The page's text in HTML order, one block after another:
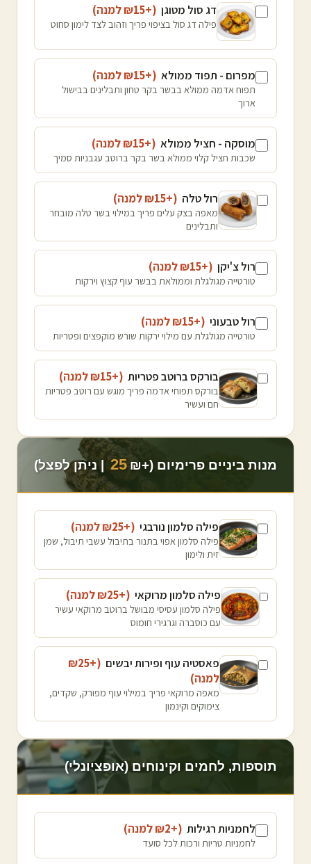
דג סול מטוגן (+₪
15 למנה)
פילה דג סול בציפוי פריך וזהוב לצד לימון סחוט
מפרום - תפוד ממולא (+₪
15 למנה)
תפוח אדמה ממולא בבשר בקר טחון ותבלינים בבישול
ארוך
מוסקה - חציל ממולא (+₪
15 למנה)
שכבות חציל קלוי ממולא בשר בקר ברוטב עגבניות סמיך
רול טלה (+₪
15 למנה)
מאפה בצק עלים פריך במילוי בשר טלה מובחר
ותבלינים
רול צ'יקן (+₪
15 למנה)
טורטייה מגולגלת וממולאת בבשר עוף קצוץ וירקות
רול טבעוני (+₪
15 למנה)
טורטייה מגולגלת עם מילוי ירקות שורש מוקפצים ופטריות
בורקס ברוטב פטריות (+₪
15 למנה)
בורקס תפוחי אדמה פריך מוגש עם רוטב פטריות
חם ועשיר
מנות ביניים פרימיום (+₪ 25 | ניתן לפצל)
פילה סלמון נורבגי (+₪
25 למנה)
פילה סלמון אפוי בתנור בתיבול עשבי תיבול, שמן
זית ולימון
פילה סלמון מרוקאי (+₪
25 למנה)
פילה סלמון עסיסי מבושל ברוטב מרוקאי עשיר
עם כוסברה וגרגירי חומוס
פאסטיה עוף ופירות יבשים (+₪
25
למנה)
מאפה מרוקאי פריך במילוי עוף מפורק, שקדים,
צימוקים וקינמון
תוספות, לחמים וקינוחים (אופציונלי)
לחמניות רגילות (+₪
2 למנה)
לחמניות טריות ורכות לכל סועד